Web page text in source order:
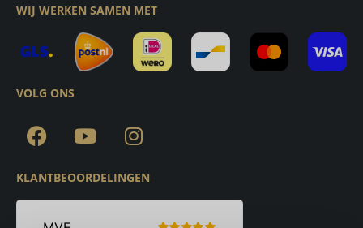
WIJ WERKEN SAMEN MET
VOLG ONS
KLANTBEOORDELINGEN